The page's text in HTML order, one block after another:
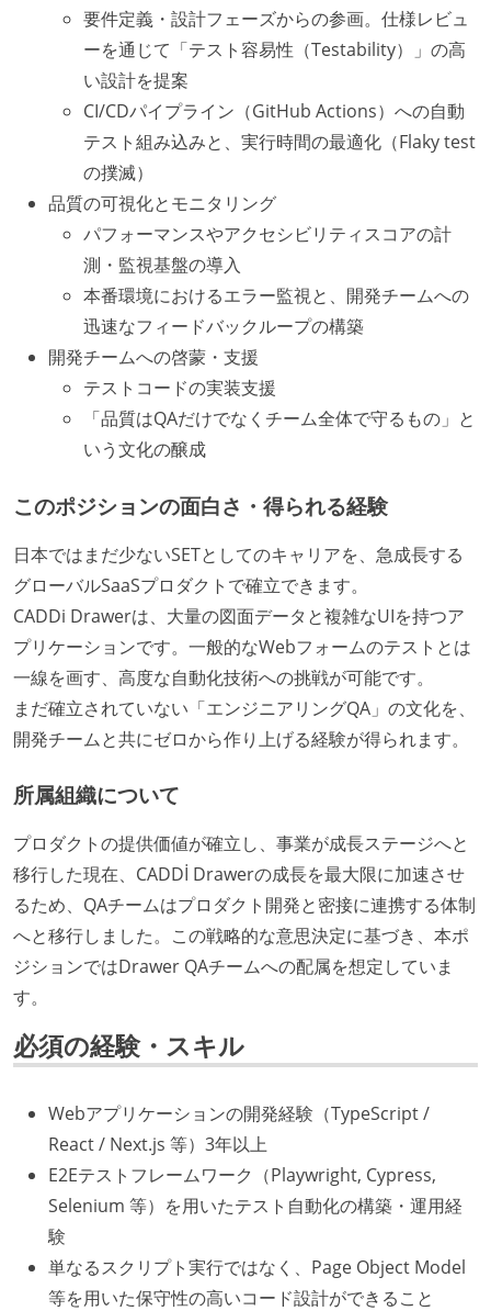
要件定義・設計フェーズからの参画。仕様レビュ
ーを通じて「テスト容易性（Testability）」の高
い設計を提案
CI/CDパイプライン（GitHub Actions）への自動
テスト組み込みと、実行時間の最適化（Flaky test
の撲滅）
品質の可視化とモニタリング
パフォーマンスやアクセシビリティスコアの計
測・監視基盤の導入
本番環境におけるエラー監視と、開発チームへの
迅速なフィードバックループの構築
開発チームへの啓蒙・支援
テストコードの実装支援
「品質はQAだけでなくチーム全体で守るもの」と
いう文化の醸成
このポジションの面白さ・得られる経験
日本ではまだ少ないSETとしてのキャリアを、急成長する
グローバルSaaSプロダクトで確立できます。
CADDi Drawerは、大量の図面データと複雑なUIを持つア
プリケーションです。一般的なWebフォームのテストとは
一線を画す、高度な自動化技術への挑戦が可能です。
まだ確立されていない「エンジニアリングQA」の文化を、
開発チームと共にゼロから作り上げる経験が得られます。
所属組織について
プロダクトの提供価値が確立し、事業が成長ステージへと
移行した現在、CADDİ Drawerの成長を最大限に加速させ
るため、QAチームはプロダクト開発と密接に連携する体制
へと移行しました。この戦略的な意思決定に基づき、本ポ
ジションではDrawer QAチームへの配属を想定していま
す。
必須の経験・スキル
Webアプリケーションの開発経験（TypeScript /
React / Next.js 等）3年以上
E2Eテストフレームワーク（Playwright, Cypress,
Selenium 等）を用いたテスト自動化の構築・運用経
験
単なるスクリプト実行ではなく、Page Object Model
等を用いた保守性の高いコード設計ができること